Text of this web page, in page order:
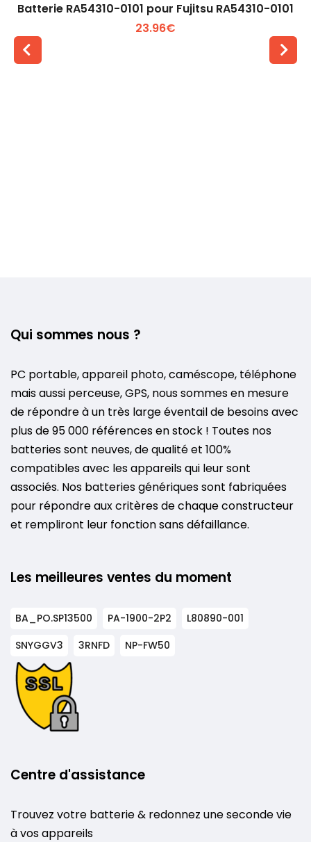
Batterie RA54310-0101 pour Fujitsu RA54310-0101
23.96€
Qui sommes nous ?
PC portable, appareil photo, caméscope, téléphone
mais aussi perceuse, GPS, nous sommes en mesure
de répondre à un très large éventail de besoins avec
plus de 95 000 références en stock ! Toutes nos
batteries sont neuves, de qualité et 100%
compatibles avec les appareils qui leur sont
associés. Nos batteries génériques sont fabriquées
pour répondre aux critères de chaque constructeur
et rempliront leur fonction sans défaillance.
Les meilleures ventes du moment
BA_PO.SP13500 PA-1900-2P2
L80890-001
SNYGGV3
3RNFD NP-FW50
Centre d'assistance
Trouvez votre batterie & redonnez une seconde vie
à vos appareils